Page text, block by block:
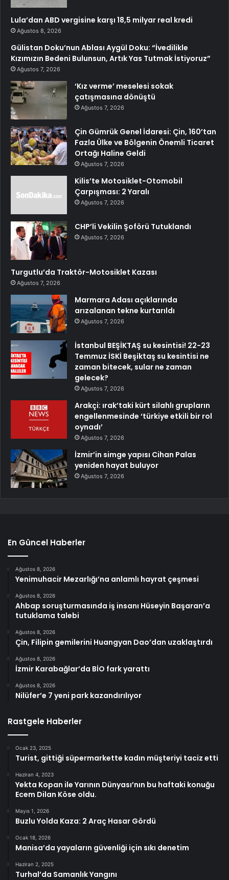
Lula’dan ABD vergisine karşı 18,5 milyar real kredi
Ağustos 8, 2026
Gülistan Doku’nun Ablası Aygül Doku: “İvedilikle
Kızımızın Bedeni Bulunsun, Artık Yas Tutmak İstiyoruz”
Ağustos 7, 2026
‘Kız verme’ meselesi sokak
çatışmasına dönüştü
Ağustos 7, 2026
Çin Gümrük Genel İdaresi: Çin, 160’tan
Fazla Ülke ve Bölgenin Önemli Ticaret
Ortağı Haline Geldi
Ağustos 7, 2026
Kilis’te Motosiklet-Otomobil
Çarpışması: 2 Yaralı
Ağustos 7, 2026
CHP’li Vekilin Şoförü Tutuklandı
Ağustos 7, 2026
Turgutlu’da Traktör-Motosiklet Kazası
Ağustos 7, 2026
Marmara Adası açıklarında
arızalanan tekne kurtarıldı
Ağustos 7, 2026
İstanbul BEŞİKTAŞ su kesintisi! 22-23
Temmuz İSKİ Beşiktaş su kesintisi ne
zaman bitecek, sular ne zaman
gelecek?
Ağustos 7, 2026
Arakçi: ırak’taki kürt silahlı grupların
engellenmesinde ‘türkiye etkili bir rol
oynadı’
Ağustos 7, 2026
İzmir’in simge yapısı Cihan Palas
yeniden hayat buluyor
Ağustos 7, 2026
En Güncel Haberler
Ağustos 8, 2026
Yenimuhacir Mezarlığı’na anlamlı hayrat çeşmesi
Ağustos 8, 2026
Ahbap soruşturmasında iş insanı Hüseyin Başaran’a
tutuklama talebi
Ağustos 8, 2026
Çin, Filipin gemilerini Huangyan Dao’dan uzaklaştırdı
Ağustos 8, 2026
İzmir Karabağlar’da BİO fark yarattı
Ağustos 8, 2026
Nilüfer’e 7 yeni park kazandırılıyor
Rastgele Haberler
Ocak 23, 2025
Turist, gittiği süpermarkette kadın müşteriyi taciz etti
Haziran 4, 2023
Yekta Kopan ile Yarının Dünyası’nın bu haftaki konuğu
Ecem Dilan Köse oldu.
Mayıs 1, 2026
Buzlu Yolda Kaza: 2 Araç Hasar Gördü
Ocak 18, 2026
Manisa’da yayaların güvenliği için sıkı denetim
Haziran 2, 2025
Turhal’da Samanlık Yangını